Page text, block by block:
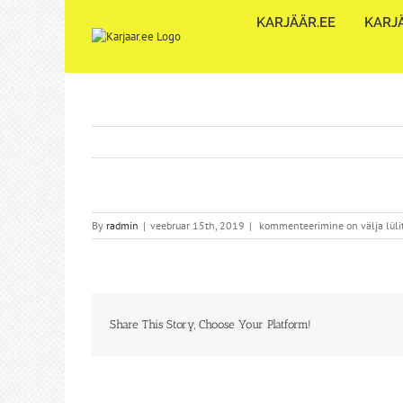
KARJÄÄR.EE
By radmin | veebruar 15th, 2019 | kommenteerimine on välja
Share This Story, Choose Your Platform!